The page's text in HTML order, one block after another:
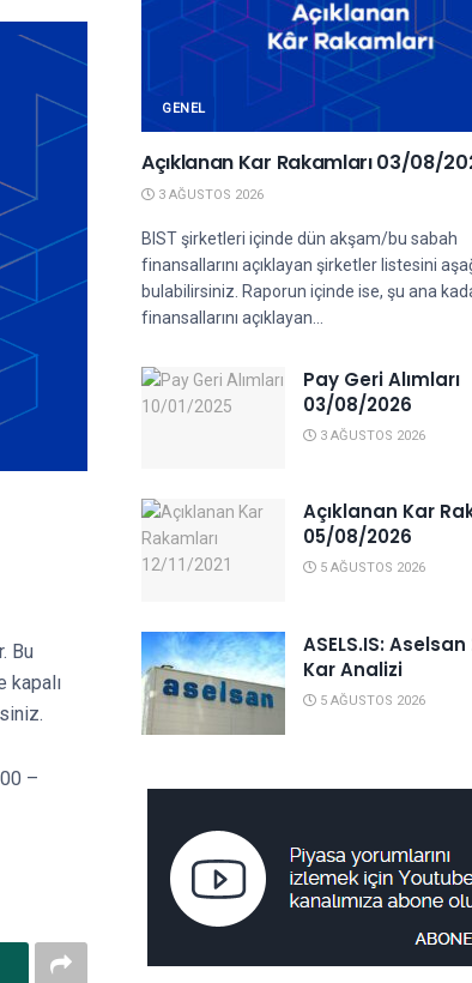
Bu
kapalı
–
GENEL
Açıklanan Kar Rakamları 03/08/
3 AĞUSTOS 2026
BIST şirketleri içinde dün akşam/bu sabah
finansallarını açıklayan şirketler listesini
bulabilirsiniz. Raporun içinde ise, şu ana
finansallarını açıklayan...
Pay Geri Alımları
03/08/2026
3 AĞUSTOS 2026
Açıklanan Kar
05/08/2026
5 AĞUSTOS 2026
ASELS.IS: Aselsan
Kar Analizi
5 AĞUSTOS 2026